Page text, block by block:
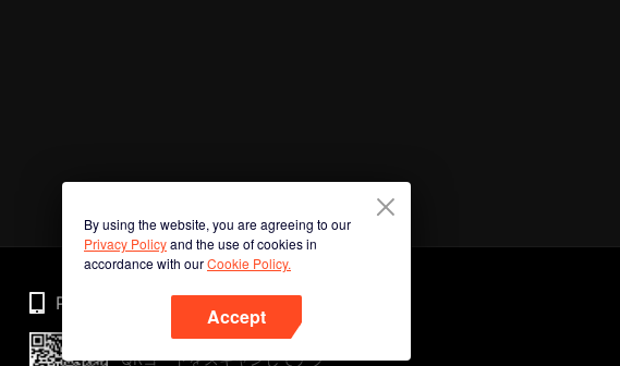
By using the website, you are agreeing to our
Privacy Policyand the use of cookies in
accordance with ourCookie Policy.
Accept
Phone
QRコードをスキャンしてアプ